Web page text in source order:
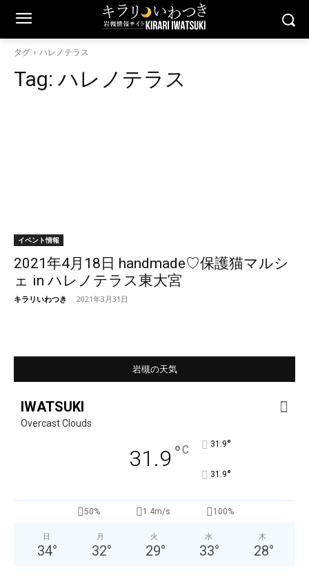
タグ ハレノテラス
Tag: ハレノテラス
イベント情報
2021年4月18日 handmade♡保護猫マルシ
ェ in ハレノテラス東大宮
キラリいわつき - 2021年3月31日
岩槻の天気
IWATSUKI
Overcast Clouds
31.9 °C 31.9°
31.9°
50% 1.4m/s 100%
日
34°
月
32°
火
29°
水
33°
木
28°